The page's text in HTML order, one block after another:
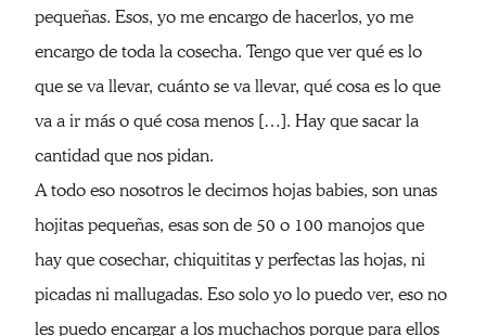
pequeñas. Esos, yo me encargo de hacerlos, yo me
encargo de toda la cosecha. Tengo que ver qué es lo
que se va llevar, cuánto se va llevar, qué cosa es lo que
va a ir más o qué cosa menos […]. Hay que sacar la
cantidad que nos pidan.
A todo eso nosotros le decimos hojas babies, son unas
hojitas pequeñas, esas son de 50 o 100 manojos que
hay que cosechar, chiquititas y perfectas las hojas, ni
picadas ni mallugadas. Eso solo yo lo puedo ver, eso no
les puedo encargar a los muchachos porque para ellos